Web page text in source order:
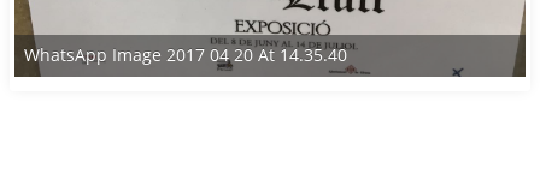
WhatsApp Image 2017 04 20 At 14.35.40